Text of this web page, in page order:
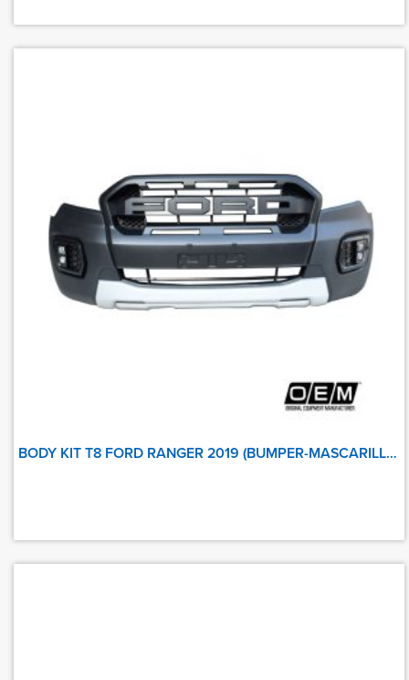
BODY KIT T8 FORD RANGER 2019 (BUMPER-MASCARILLA-NEBLINEROS-BASES DE BUMPER)